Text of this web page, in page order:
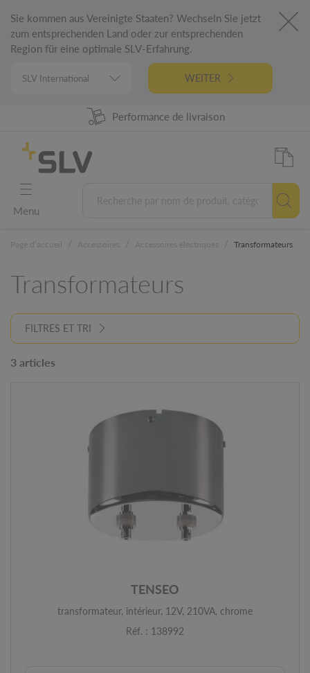
Sie kommen aus Vereinigte Staaten? Wechseln Sie jetzt
zum entsprechenden Land oder zur entsprechenden
Region für eine optimale SLV-Erfahrung.
WEITER
Disponibilité produit à 98%
Performance de livraison
Garantie 5 ans
Conception Allemande
Menu
Transformateurs
Transformateurs
FILTRES ET TRI
3 articles
TENSEO
transformateur, intérieur, 12V, 210VA, chrome
Réf. : 138992